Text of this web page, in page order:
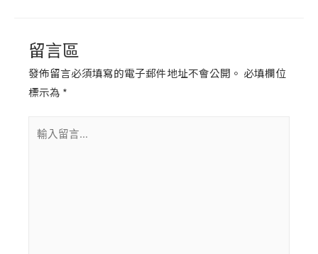
留言區
發佈留言必須填寫的電子郵件地址不會公開。 必填欄位
標示為 *